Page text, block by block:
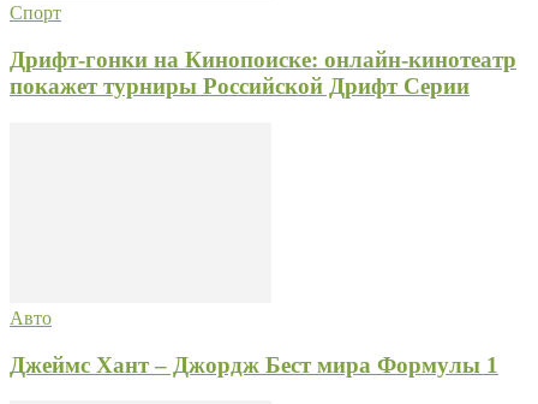
Спорт
Дрифт-гонки на Кинопоиске: онлайн-кинотеатр
покажет турниры Российской Дрифт Серии
Авто
Джеймс Хант – Джордж Бест мира Формулы 1